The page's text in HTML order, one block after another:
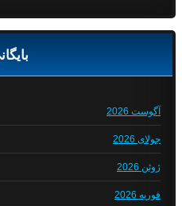
آگوست 2026
جولای 2026
ژوئن 2026
فوریه 2026